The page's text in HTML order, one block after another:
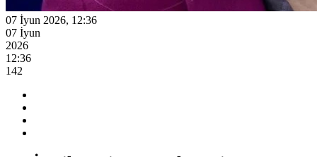
07 İyun 2026, 12:36
07 İyun
2026
12:36
142